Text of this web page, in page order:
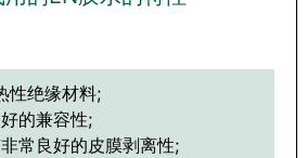
性绝缘材料;
的兼容性;
常良好的皮膜剥离性;